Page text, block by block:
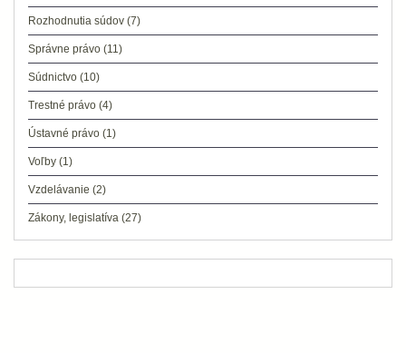
Rozhodnutia súdov (7)
Správne právo (11)
Súdnictvo (10)
Trestné právo (4)
Ústavné právo (1)
Voľby (1)
Vzdelávanie (2)
Zákony, legislatíva (27)